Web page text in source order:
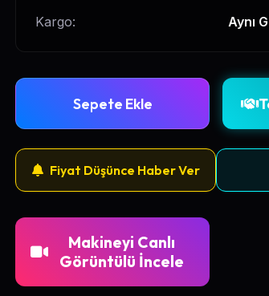
Kargo: Aynı
Sepete Ekle
Fiyat Düşünce Haber Ver
Makineyi Canlı
Görüntülü İncele